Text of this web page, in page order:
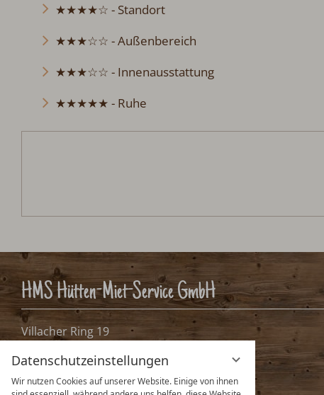
Datenschutzeinstellungen
Wir nutzen Cookies auf unserer Website. Einige von ihnen
★★★★☆ - Standort
★★★☆☆ - Außenbereich
★★★☆☆ - Innenausstattung
★★★★★ - Ruhe
HMS Hütten-Miet-Service GmbH
Villacher Ring 19
info@huetten.com
www.huetten.com